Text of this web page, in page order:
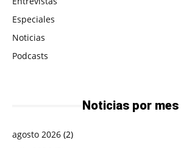
Especiales
Noticias
Podcasts
Noticias por mes
agosto 2026 (2)